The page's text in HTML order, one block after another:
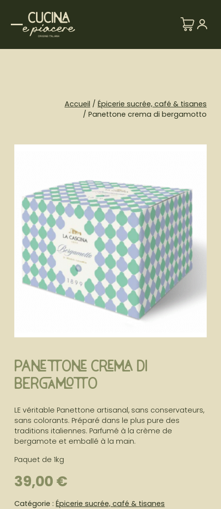
content
Accueil / Épicerie sucrée, café & tisanes
/ Panettone crema di bergamotto
Panettone crema di
bergamotto
39,00 €
LE véritable Panettone artisanal, sans conservateurs,
sans colorants. Préparé dans le plus pure des
traditions italiennes. Parfumé à la crème de
bergamote et emballé à la main.
Paquet de 1kg
Catégorie :Épicerie sucrée, café & tisanes